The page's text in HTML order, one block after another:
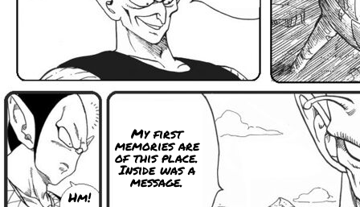
Hm!
My first
memories are
of this place.
Inside was a
message.